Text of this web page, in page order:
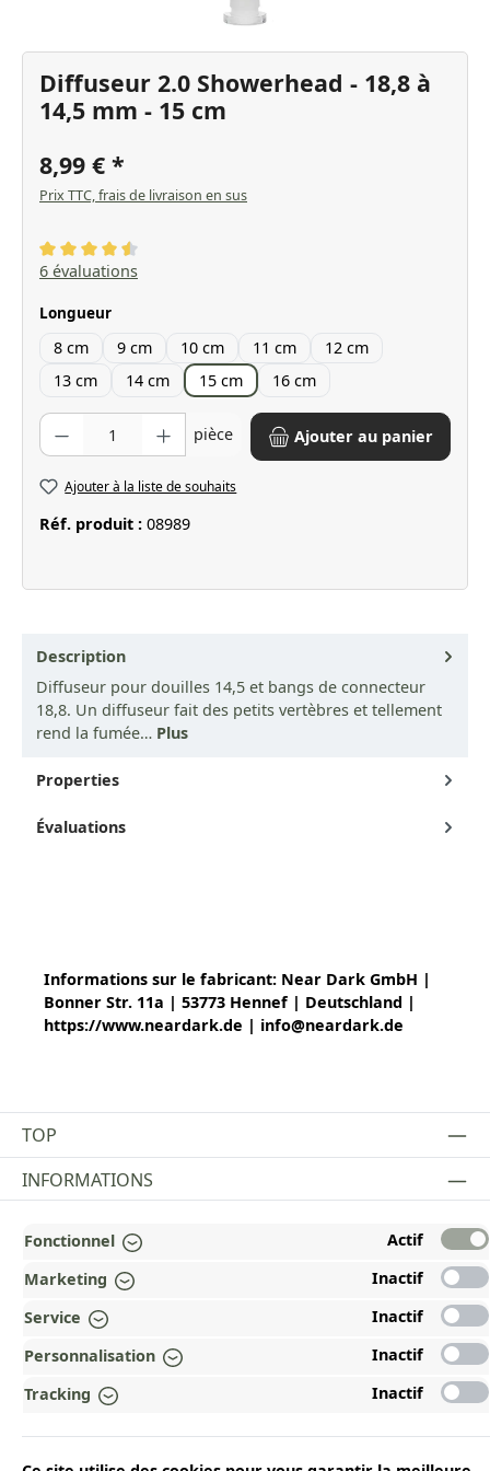
Diffuseur 2.0 Showerhead - 18,8 à
14,5 mm - 15 cm
8,99 €
Prix TTC, frais de livraison en sus
Note moyenne de 4.5 sur 5 étoiles
6 évaluations
Sélectionnez
Longueur
8 cm 9 cm 10 cm 11 cm
12 cm
13 cm
14 cm 15 cm 16 cm
Quantité de produit : Entrez la quantité souhaitée ou utilisez les
pièce Ajouter au panier
Ajouter à la liste de souhaits
Réf. produit : 08989
Description
Diffuseur pour douilles 14,5 et bangs de connecteur
18,8. Un diffuseur fait des petits vertèbres et tellement
rend la fumée… Plus
Properties
Évaluations
Informations sur le fabricant: Near Dark GmbH |
Bonner Str. 11a | 53773 Hennef | Deutschland |
https://www.neardark.de | info@neardark.de
TOP
INFORMATIONS
PAYMENT AND SHIPPING METHODS
RÉCOMPENSÉ ET CERTIFIÉ !
POURQUOI HEAD&NATURE ?
OUR COMMUNITIES
Fonctionnel
Actif
Marketing
Inactif
Service
Inactif
Personnalisation
Inactif
Tracking
Inactif